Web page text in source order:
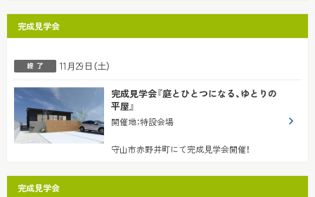
完成見学会
11月29日（土）
完成見学会『庭とひとつになる、ゆとりの
平屋』
開催地：特設会場
守山市赤野井町にて完成見学会開催！
完成見学会